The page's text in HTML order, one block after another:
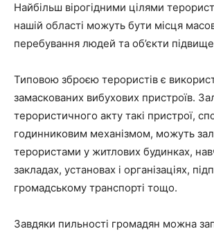
Найбільш вірогідними цілями
нашій області можуть бути місця
перебування людей та об’єкти
Типовою зброєю терористів є
замаскованих вибухових пристроїв.
терористичного акту такі пристрої,
годинниковим механізмом, можуть
терористами у житлових будинках,
закладах, установах і організаціях,
громадському транспорті тощо.
Завдяки пильності громадян можна